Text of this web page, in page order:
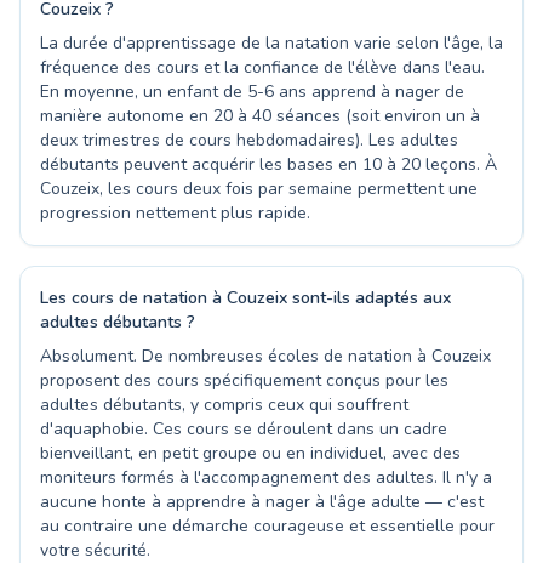
Couzeix ?
La durée d'apprentissage de la natation varie selon l'âge, la
fréquence des cours et la confiance de l'élève dans l'eau.
En moyenne, un enfant de 5-6 ans apprend à nager de
manière autonome en 20 à 40 séances (soit environ un à
deux trimestres de cours hebdomadaires). Les adultes
débutants peuvent acquérir les bases en 10 à 20 leçons. À
Couzeix, les cours deux fois par semaine permettent une
progression nettement plus rapide.
Les cours de natation à Couzeix sont-ils adaptés aux
adultes débutants ?
Absolument. De nombreuses écoles de natation à Couzeix
proposent des cours spécifiquement conçus pour les
adultes débutants, y compris ceux qui souffrent
d'aquaphobie. Ces cours se déroulent dans un cadre
bienveillant, en petit groupe ou en individuel, avec des
moniteurs formés à l'accompagnement des adultes. Il n'y a
aucune honte à apprendre à nager à l'âge adulte — c'est
au contraire une démarche courageuse et essentielle pour
votre sécurité.